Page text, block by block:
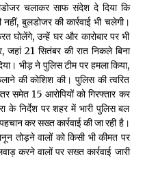
13 May
12 May
11 May
चलाकर साफ संदेश दे दिया कि
बुलडोजर की कार्रवाई भी चलेगी।
घोलेंगे, उन्हें घर और कारोबार पर भी
जहां 21 सितंबर की रात निकले बिना
भीड़ ने पुलिस टीम पर हमला किया,
की कोशिश की। पुलिस की त्वरित
समेत 15 आरोपियों को गिरफ्तार कर
के निर्देश पर शहर में भारी पुलिस बल
कर सख्त कार्रवाई की जा रही है।
तोड़ने वालों को किसी भी कीमत पर
करने वालों पर सख्त कार्रवाई जारी